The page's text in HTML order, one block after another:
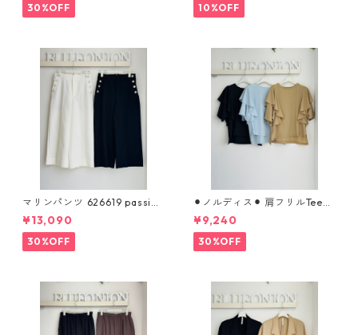
30%OFF 10%OFF
マリンパンツ 626619 passion
e
¥13,090
30%OFF
⚫︎ノルディス⚫︎ 肩フリルTeeブ
ラウス （set up対応） 610- 8
5064 cloche
¥9,240
30%OFF